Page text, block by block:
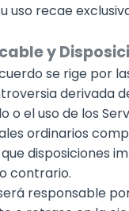
uso recae
y
se rige por
derivada
o el uso de los
ordinarios
disposiciones
contrario.
responsable